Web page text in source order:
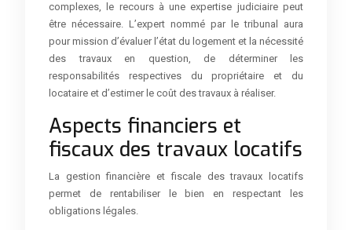
complexes, le recours à une expertise judiciaire peut
être nécessaire. L’expert nommé par le tribunal aura
pour mission d’évaluer l’état du logement et la nécessité
des travaux en question, de déterminer les
responsabilités respectives du propriétaire et du
locataire et d’estimer le coût des travaux à réaliser.
Aspects financiers et
fiscaux des travaux locatifs
La gestion financière et fiscale des travaux locatifs
permet de rentabiliser le bien en respectant les
obligations légales.